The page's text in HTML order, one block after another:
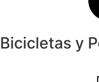
Bicicletas y